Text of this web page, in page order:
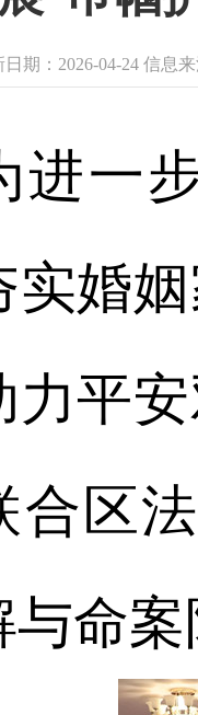
日期：2026-04-24 信息
步
实婚
力平
合区
与命